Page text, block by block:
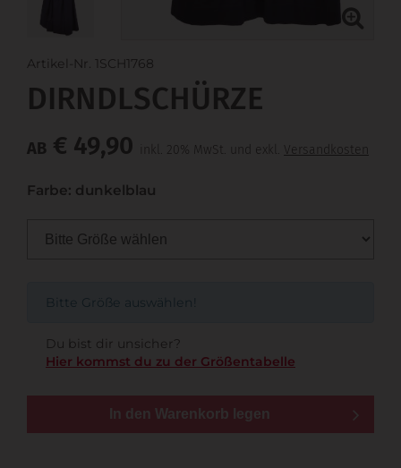
Artikel-Nr. 1SCH1768
DIRNDLSCHÜRZE
AB € 49,90 inkl. 20% MwSt. und exkl. Versandkosten
Farbe: dunkelblau
Bitte Größe auswählen!
Du bist dir unsicher?
Hier kommst du zu der Größentabelle
In den Warenkorb legen